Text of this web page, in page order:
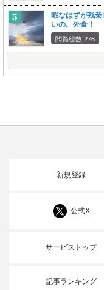
暇なはずが残
いの。外食！
閲覧総数 276
新規登録
公式X
サービストップ
記事ランキング